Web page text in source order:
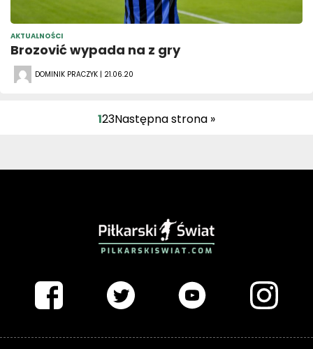
AKTUALNOŚCI
Brozović wypada na z gry
DOMINIK PRACZYK | 21.06.20
123Następna strona »